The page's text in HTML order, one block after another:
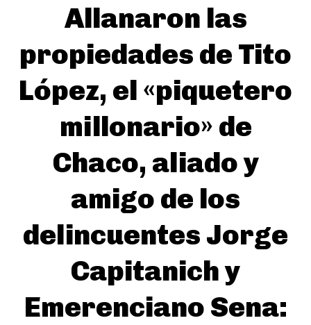
Allanaron las
propiedades de Tito
López, el «piquetero
millonario» de
Chaco, aliado y
amigo de los
delincuentes Jorge
Capitanich y
Emerenciano Sena: